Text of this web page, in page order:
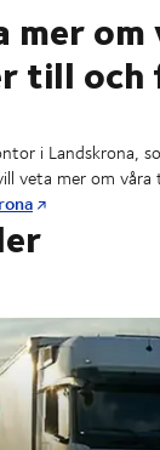
om
till och
i Landskrona,
veta mer om våra